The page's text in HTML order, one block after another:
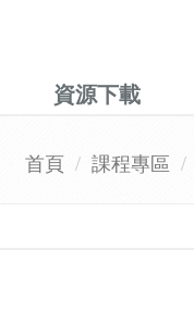
資源下載
首頁 課程專區